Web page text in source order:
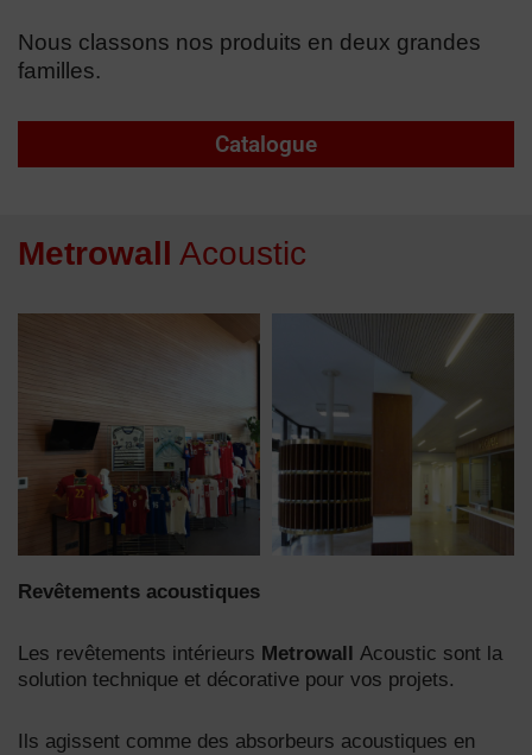
Nous classons nos produits en deux grandes
familles.
Catalogue
Metrowall Acoustic
Revêtements acoustiques
Les revêtements intérieurs Metrowall Acoustic sont la
solution technique et décorative pour vos projets.
Ils agissent comme des absorbeurs acoustiques en